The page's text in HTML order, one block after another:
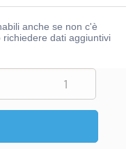
anche se non c'è
dati aggiuntivi